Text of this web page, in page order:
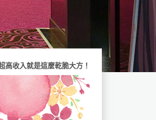
高收入就是這麼乾脆大方！